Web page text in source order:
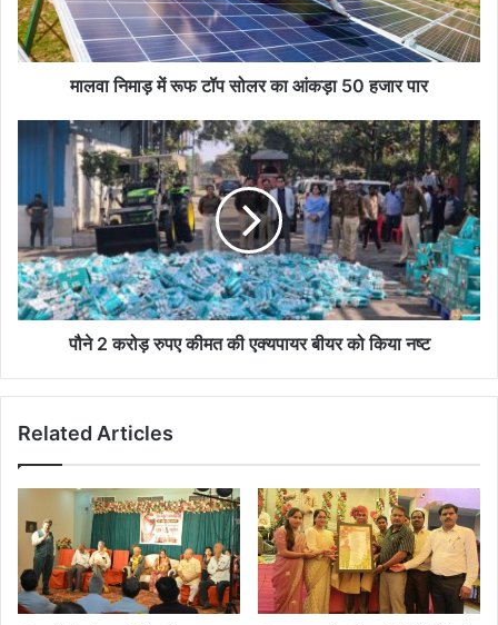
का
आंकड़ा
50
मालवा निमाड़ में रूफ टॉप सोलर का आंकड़ा 50 हजार पार
2
रुपए
कीमत
की
एक्यपायर
बीयर
को
पौने 2 करोड़ रुपए कीमत की एक्यपायर बीयर को किया नष्ट
Related Articles